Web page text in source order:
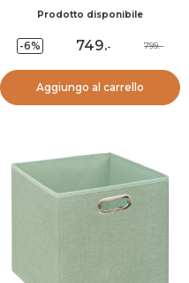
Prodotto disponibile
-6% 749.- 799.-
Aggiungo al carrello